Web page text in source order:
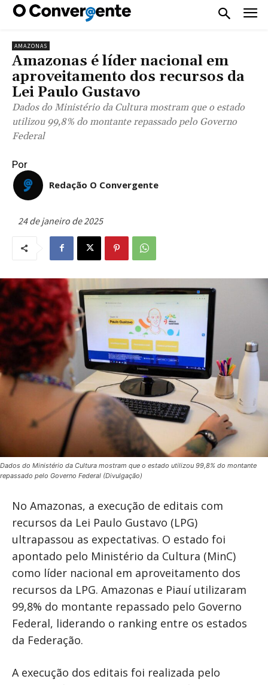
AMAZONAS
Amazonas é líder nacional em
aproveitamento dos recursos da
Lei Paulo Gustavo
Dados do Ministério da Cultura mostram que o estado
utilizou 99,8% do montante repassado pelo Governo
Federal
Por
Redação O Convergente
24 de janeiro de 2025
Dados do Ministério da Cultura mostram que o estado utilizou 99,8% do montante
repassado pelo Governo Federal (Divulgação)
No Amazonas, a execução de editais com
recursos da Lei Paulo Gustavo (LPG)
ultrapassou as expectativas. O estado foi
apontado pelo Ministério da Cultura (MinC)
como líder nacional em aproveitamento dos
recursos da LPG. Amazonas e Piauí utilizaram
99,8% do montante repassado pelo Governo
Federal, liderando o ranking entre os estados
da Federação.
A execução dos editais foi realizada pelo